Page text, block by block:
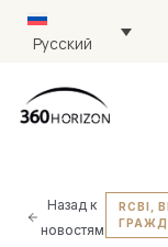
Русский
Назад к
новостям
RCBI